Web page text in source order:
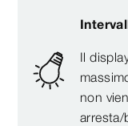
Il
non
arresta/